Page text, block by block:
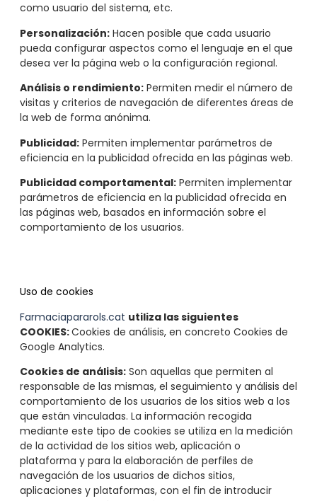
como usuario del sistema, etc.
Personalización: Hacen posible que cada usuario
pueda configurar aspectos como el lenguaje en el que
desea ver la página web o la configuración regional.
Análisis o rendimiento: Permiten medir el número de
visitas y criterios de navegación de diferentes áreas de
la web de forma anónima.
Publicidad: Permiten implementar parámetros de
eficiencia en la publicidad ofrecida en las páginas web.
Publicidad comportamental: Permiten implementar
parámetros de eficiencia en la publicidad ofrecida en
las páginas web, basados en información sobre el
comportamiento de los usuarios.
Uso de cookies
Farmaciapararols.cat utiliza las siguientes
COOKIES:Cookies de análisis, en concreto Cookies de
Google Analytics.
Cookies de análisis: Son aquellas que permiten al
responsable de las mismas, el seguimiento y análisis del
comportamiento de los usuarios de los sitios web a los
que están vinculadas. La información recogida
mediante este tipo de cookies se utiliza en la medición
de la actividad de los sitios web, aplicación o
plataforma y para la elaboración de perfiles de
navegación de los usuarios de dichos sitios,
aplicaciones y plataformas, con el fin de introducir